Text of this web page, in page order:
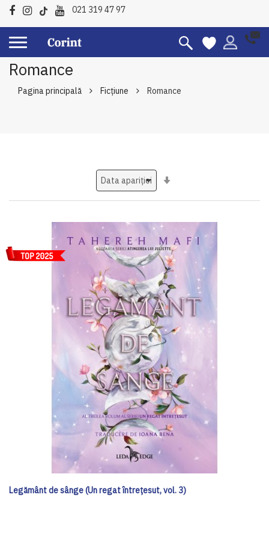
021 319 47 97
Romance
Pagina principală Ficțiune Romance
Legământ de sânge (Un regat întrețesut, vol. 3)